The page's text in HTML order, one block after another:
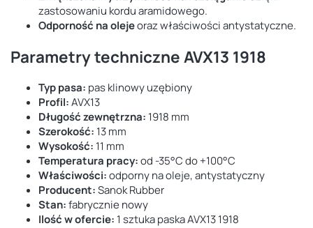
zastosowaniu kordu aramidowego.
Odporność na olejeoraz właściwości antystatyczne.
Parametry techniczne AVX13 1918
Typ pasa: pas klinowy uzębiony
Profil:AVX13
Długość zewnętrzna: 1918 mm
Szerokość: 13 mm
Wysokość: 11 mm
Temperatura pracy:od -35°C do +100°C
Właściwości:odporny na oleje, antystatyczny
Producent:Sanok Rubber
Stan:fabrycznie nowy
Ilość w ofercie: 1 sztuka paska AVX13 1918